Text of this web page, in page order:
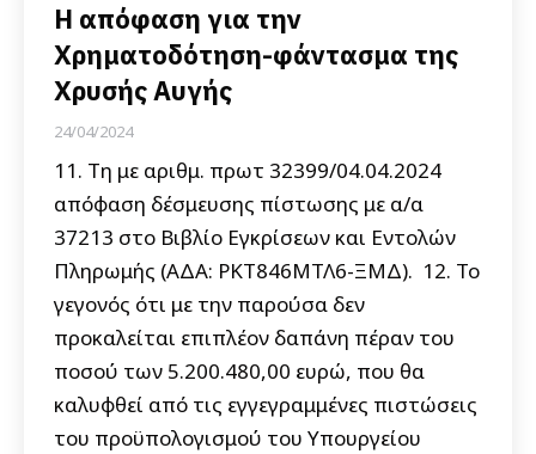
Η απόφαση για την
Χρηματοδότηση-φάντασμα της
Χρυσής Αυγής
24/04/2024
11. Τη με αριθμ. πρωτ 32399/04.04.2024
απόφαση δέσμευσης πίστωσης με α/α
37213 στο Βιβλίο Εγκρίσεων και Εντολών
Πληρωμής (ΑΔΑ: ΡΚΤ846ΜΤΛ6-ΞΜΔ). 12. Το
γεγονός ότι με την παρούσα δεν
προκαλείται επιπλέον δαπάνη πέραν του
ποσού των 5.200.480,00 ευρώ, που θα
καλυφθεί από τις εγγεγραμμένες πιστώσεις
του προϋπολογισμού του Υπουργείου